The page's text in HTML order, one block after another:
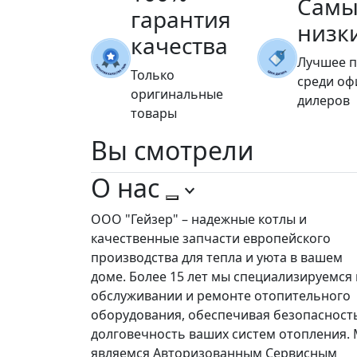
гарантия
качества
Только
оригинальные
товары
Лучшее
среди
дилеров
Вы смотрели
О нас
ООО "Гейзер" – надежные котлы и
качественные запчасти европейского
производства для тепла и уюта в вашем
доме. Более 15 лет мы специализируемся
обслуживании и ремонте отопительного
оборудования, обеспечивая
долговечность ваших систем
являемся Авторизованным Сервисным